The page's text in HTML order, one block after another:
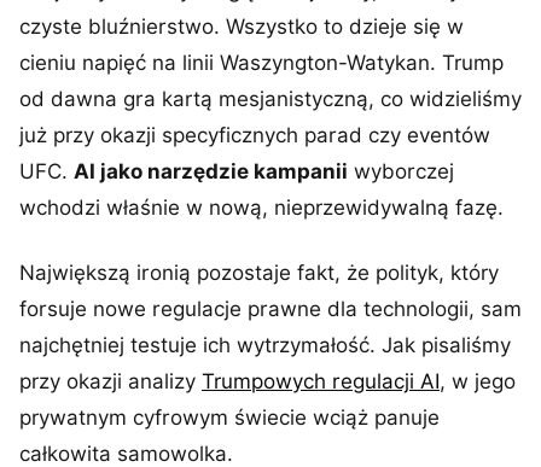
czyste bluźnierstwo. Wszystko to dzieje się w
cieniu napięć na linii Waszyngton-Watykan. Trump
od dawna gra kartą mesjanistyczną, co widzieliśmy
już przy okazji specyficznych parad czy eventów
UFC. AI jako narzędzie kampanii wyborczej
wchodzi właśnie w nową, nieprzewidywalną fazę.
Największą ironią pozostaje fakt, że polityk, który
forsuje nowe regulacje prawne dla technologii, sam
najchętniej testuje ich wytrzymałość. Jak pisaliśmy
przy okazji analizy Trumpowych regulacji AI, w jego
prywatnym cyfrowym świecie wciąż panuje
całkowita samowolka.